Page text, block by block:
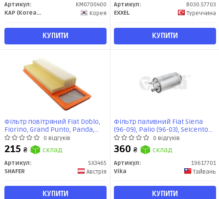
Артикул:
KM0700400
KAP (KoreaAutoParts)
Корея
КУПИТИ
Артикул:
B030.57703
EXXEL
Туреччина
КУПИТИ
Фільтр повітряний Fiat Doblo,
Fiorino, Grand Punto, Panda,
Opel Combo, 1.3D 05- (SX3465)
SHAFER
0 відгуків
215 ₴ склад
Артикул:
SX3465
SHAFER
Австрія
КУПИТИ
Фільтр паливний Fiat Siena
(96-09), Palio (96-03), Seicento
(97-08) (19617701) vika
0 відгуків
360 ₴ склад
Артикул:
19617701
Vika
Тайвань
КУПИТИ